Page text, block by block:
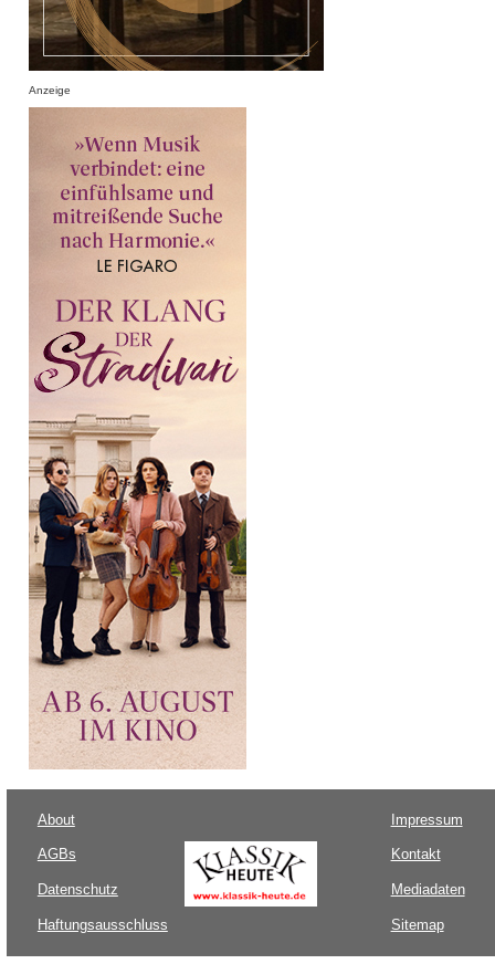
Anzeige
About
AGBs
Datenschutz
Haftungsausschluss
Impressum
Kontakt
Mediadaten
Sitemap